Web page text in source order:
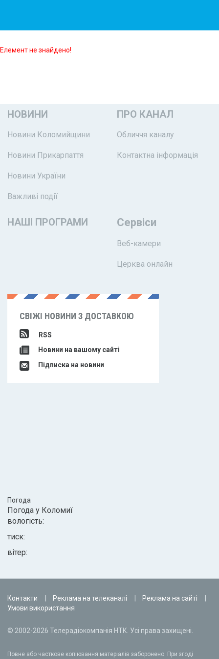
Елемент не знайдено!
НОВИНИ
Новини Коломийщини
Новини Прикарпаття
Новини України
Важливі події
ПРО КАНАЛ
Обличчя каналу
Контактна інформація
НАШІ ПРОГРАМИ Сервіси
Веб-камери
Церква онлайн
СВІЖІ НОВИНИ З ДОСТАВКОЮ
RSS
Новини на вашому сайті
Підписка на новини
Погода
Погода у Коломиї
вологість:
тиск:
вітер:
Контакти Реклама на телеканалі
Реклама на сайті
Умови використання
© 2002-2026 Телерадіокомпанія НТК. Усі права захищені.
Повне або часткове копіювання матеріалів заборонено. При згоді